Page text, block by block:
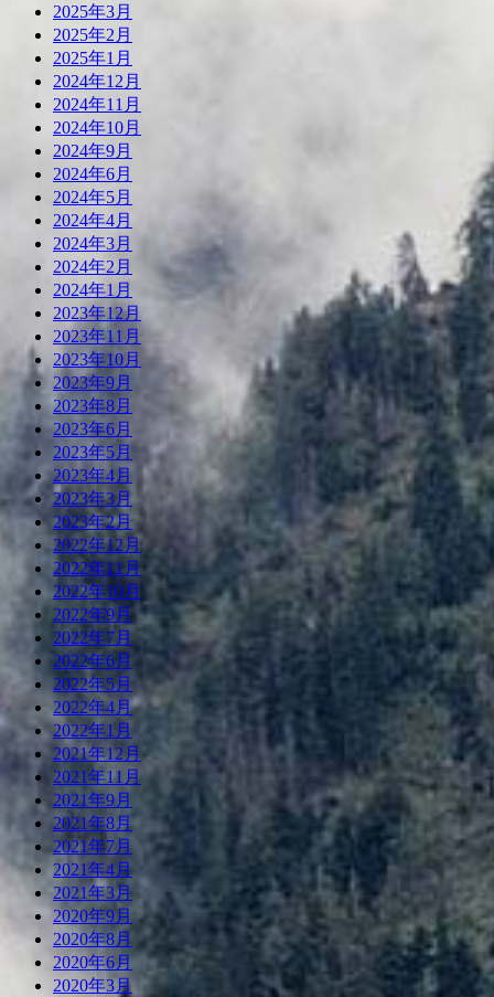
2025年3月
2025年2月
2025年1月
2024年12月
2024年11月
2024年10月
2024年9月
2024年6月
2024年5月
2024年4月
2024年3月
2024年2月
2024年1月
2023年12月
2023年11月
2023年10月
2023年9月
2023年8月
2023年6月
2023年5月
2023年4月
2023年3月
2023年2月
2022年12月
2022年11月
2022年10月
2022年9月
2022年7月
2022年6月
2022年5月
2022年4月
2022年1月
2021年12月
2021年11月
2021年9月
2021年8月
2021年7月
2021年4月
2021年3月
2020年9月
2020年8月
2020年6月
2020年3月